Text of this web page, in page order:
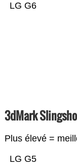
LG G6
3dMark
Plus élevé =
LG G5